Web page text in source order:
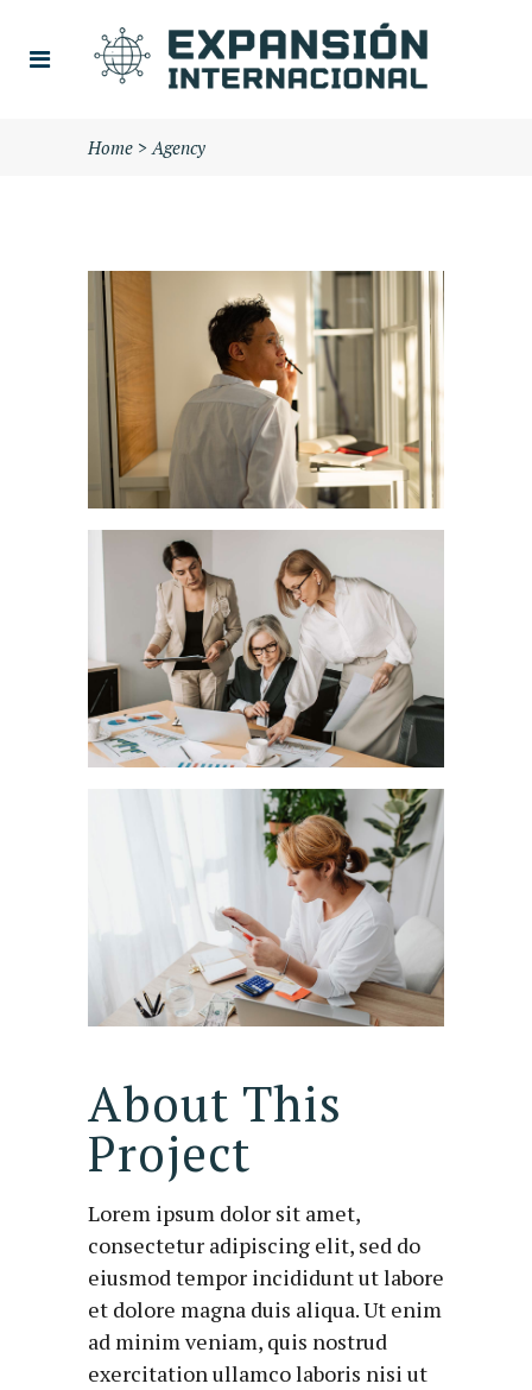
Home >Agency
About This
Project
Lorem ipsum dolor sit amet,
consectetur adipiscing elit, sed do
eiusmod tempor incididunt ut labore
et dolore magna duis aliqua. Ut enim
ad minim veniam, quis nostrud
exercitation ullamco laboris nisi ut